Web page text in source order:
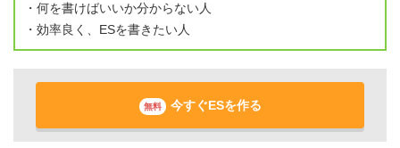
・何を書けばいいか分からない人
・効率良く、ESを書きたい人
無料 今すぐESを作る